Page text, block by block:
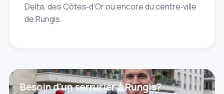
Delta, des Côtes‑d'Or ou encore du centre‑ville
de Rungis.
Besoin d'un serrurier à Rungis?